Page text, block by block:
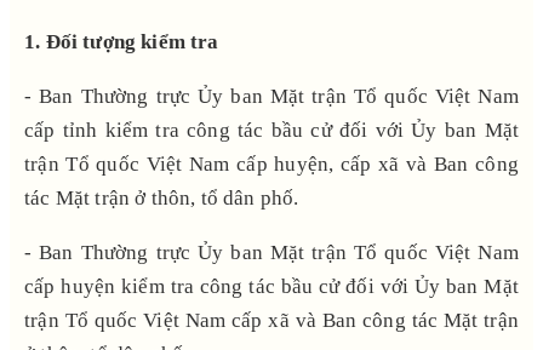
1. Đối tượng kiểm tra
- Ban Thường trực Ủy ban Mặt trận Tổ quốc Việt Nam
cấp tỉnh kiểm tra công tác bầu cử đối với Ủy ban Mặt
trận Tổ quốc Việt Nam cấp huyện, cấp xã và Ban công
tác Mặt trận ở thôn, tổ dân phố.
- Ban Thường trực Ủy ban Mặt trận Tổ quốc Việt Nam
cấp huyện kiểm tra công tác bầu cử đối với Ủy ban Mặt
trận Tổ quốc Việt Nam cấp xã và Ban công tác Mặt trận